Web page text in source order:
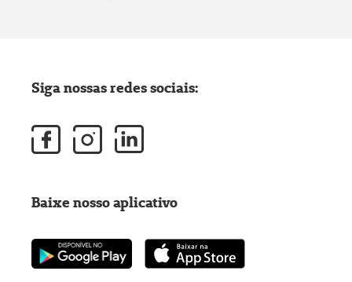
Siga nossas redes sociais:
Baixe nosso aplicativo